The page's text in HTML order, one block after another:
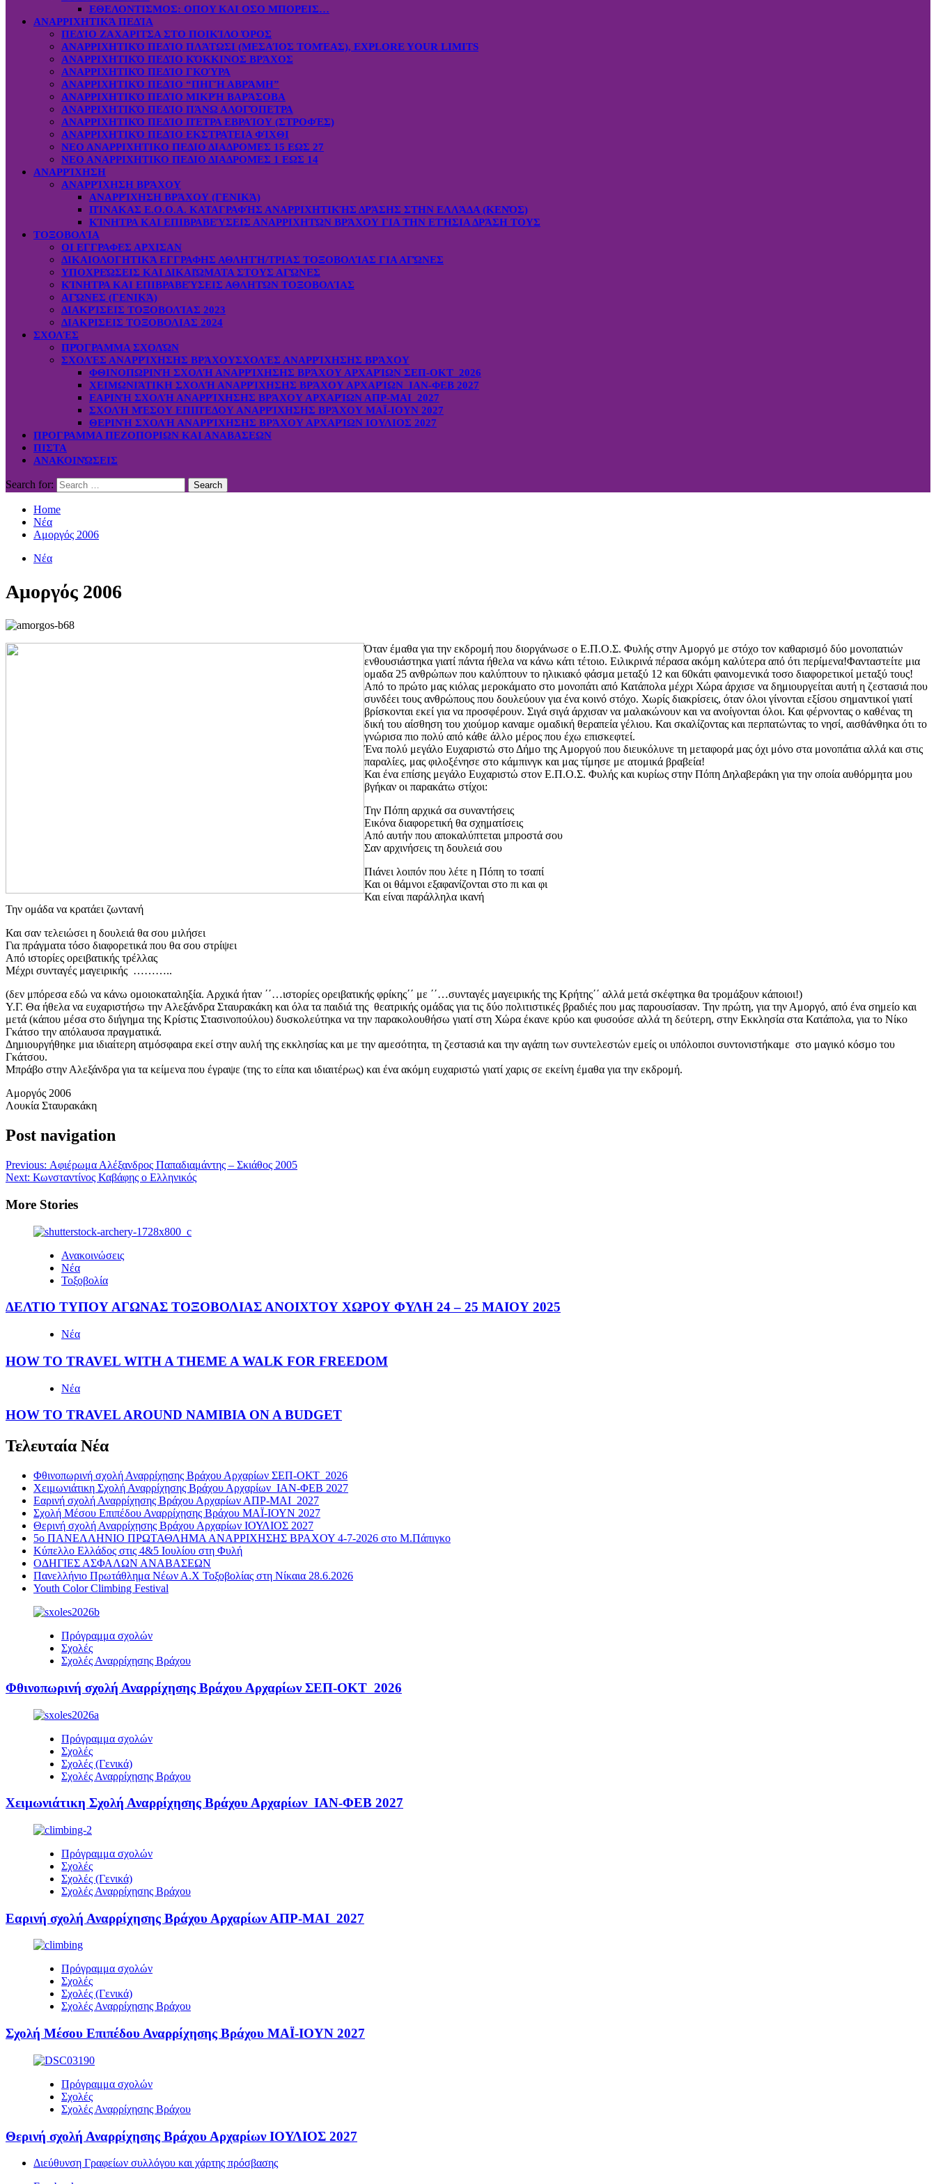
ΕΘΕΛΟΝΤΙΣΜΟΣ: OΠOY KAI ΟΣΟ ΜΠΟΡΕΙΣ…
ΑΝΑΡΡΙΧΗΤΙΚΆ ΠΕΔΊΑ
ΠΕΔΊΟ ΖΑΧΑΡΙΤΣΑ ΣΤΟ ΠΟΙΚΊΛΟ ΌΡΟΣ
ΑΝΑΡΡΙΧΗΤΙΚΌ ΠΕΔΊΟ ΠΛΆΤΩΣΙ (ΜΕΣΑΊΟΣ ΤΟΜΈΑΣ), EXPLORE YOUR LIMITS
ΑΝΑΡΡΙΧΗΤΙΚΌ ΠΕΔΊΟ ΚΌΚΚΙΝΟΣ ΒΡΆΧΟΣ
ΑΝΑΡΡΙΧΗΤΙΚΌ ΠΕΔΊΟ ΓΚΟΎΡΑ
ΑΝΑΡΡΙΧΗΤΙΚΌ ΠΕΔΊΟ “ΠΗΓΉ ΑΒΡΆΜΗ”
ΑΝΑΡΡΙΧΗΤΙΚΌ ΠΕΔΊΟ ΜΙΚΡΉ ΒΑΡΆΣΟΒΑ
ΑΝΑΡΡΙΧΗΤΙΚΌ ΠΕΔΊΟ ΠΆΝΩ ΑΛΟΓΌΠΕΤΡΑ
ΑΝΑΡΡΙΧΗΤΙΚΌ ΠΕΔΊΟ ΠΈΤΡΑ ΕΒΡΑΊΟΥ (ΣΤΡΟΦΈΣ)
ΑΝΑΡΡΙΧΗΤΙΚΌ ΠΕΔΊΟ ΕΚΣΤΡΑΤΕΙΑ ΦΊΧΘΙ
ΝΕΟ ΑΝΑΡΡΙΧΗΤΙΚΟ ΠΕΔΙΟ ΔΙΑΔΡΟΜΕΣ 15 ΕΩΣ 27
ΝΕΟ ΑΝΑΡΡΙΧΗΤΙΚΟ ΠΕΔΙΟ ΔΙΑΔΡΟΜΕΣ 1 ΕΩΣ 14
ΑΝΑΡΡΊΧΗΣΗ
ΑΝΑΡΡΊΧΗΣΗ ΒΡΆΧΟΥ
ΑΝΑΡΡΊΧΗΣΗ ΒΡΆΧΟΥ (ΓΕΝΙΚΆ)
ΠΊΝΑΚΑΣ Ε.Ο.Ο.Α. ΚΑΤΑΓΡΑΦΉΣ ΑΝΑΡΡΙΧΗΤΙΚΉΣ ΔΡΆΣΗΣ ΣΤΗΝ ΕΛΛΆΔΑ (ΚΕΝΌΣ)
ΚΊΝΗΤΡΑ ΚΑΙ ΕΠΙΒΡΑΒΕΎΣΕΙΣ ΑΝΑΡΡΙΧΗΤΏΝ ΒΡΆΧΟΥ ΓΙΑ ΤΗΝ ΕΤΉΣΙΑ ΔΡΆΣΗ ΤΟΥΣ
ΤΟΞΟΒΟΛΊΑ
ΟΙ ΕΓΓΡΑΦΕΣ ΑΡΧΙΣΑΝ
ΔΙΚΑΙΟΛΟΓΗΤΙΚΆ ΕΓΓΡΑΦΗΣ ΑΘΛΗΤΉ/ΤΡΙΑΣ ΤΟΞΟΒΟΛΊΑΣ ΓΙΑ ΑΓΏΝΕΣ
ΥΠΟΧΡΕΏΣΕΙΣ ΚΑΙ ΔΙΚΑΙΏΜΑΤΑ ΣΤΟΥΣ ΑΓΏΝΕΣ
ΚΊΝΗΤΡΑ ΚΑΙ ΕΠΙΒΡΑΒΕΎΣΕΙΣ ΑΘΛΗΤΏΝ ΤΟΞΟΒΟΛΊΑΣ
ΑΓΏΝΕΣ (ΓΕΝΙΚΆ)
ΔΙΑΚΡΊΣΕΙΣ ΤΟΞΟΒΟΛΊΑΣ 2023
ΔΙΑΚΡΙΣΕΙΣ ΤΟΞΟΒΟΛΙΑΣ 2024
ΣΧΟΛΈΣ
ΠΡΌΓΡΑΜΜΑ ΣΧΟΛΏΝ
ΣΧΟΛΈΣ ΑΝΑΡΡΊΧΗΣΗΣ ΒΡΆΧΟΥΣΧΟΛΈΣ ΑΝΑΡΡΊΧΗΣΗΣ ΒΡΆΧΟΥ
ΦΘΙΝΟΠΩΡΙΝΉ ΣΧΟΛΉ ΑΝΑΡΡΊΧΗΣΗΣ ΒΡΆΧΟΥ ΑΡΧΑΡΊΩΝ ΣΕΠ-ΟΚΤ 2026
ΧΕΙΜΩΝΙΆΤΙΚΗ ΣΧΟΛΉ ΑΝΑΡΡΊΧΗΣΗΣ ΒΡΆΧΟΥ ΑΡΧΑΡΊΩΝ ΙΑΝ-ΦΕΒ 2027
ΕΑΡΙΝΉ ΣΧΟΛΉ ΑΝΑΡΡΊΧΗΣΗΣ ΒΡΆΧΟΥ ΑΡΧΑΡΊΩΝ ΑΠΡ-ΜΑΙ 2027
ΣΧΟΛΉ ΜΈΣΟΥ ΕΠΙΠΈΔΟΥ ΑΝΑΡΡΊΧΗΣΗΣ ΒΡΆΧΟΥ ΜΑΪ-ΙΟΥΝ 2027
ΘΕΡΙΝΉ ΣΧΟΛΉ ΑΝΑΡΡΊΧΗΣΗΣ ΒΡΆΧΟΥ ΑΡΧΑΡΊΩΝ ΙΟΥΛΙΟΣ 2027
ΠΡΟΓΡΑΜΜΑ ΠΕΖΟΠΟΡΙΩΝ ΚΑΙ ΑΝΑΒΑΣΕΩΝ
ΠΙΣΤΑ
ΑΝΑΚΟΙΝΏΣΕΙΣ
Search for:
Home
Νέα
Αμοργός 2006
Νέα
Αμοργός 2006
Όταν έμαθα για την εκδρομή που διοργάνωσε ο Ε.Π.Ο.Σ. Φυλής στην Αμοργό με στόχο τον καθαρισμό δύο μονοπατιών
ενθουσιάστηκα γιατί πάντα ήθελα να κάνω κάτι τέτοιο. Ειλικρινά πέρασα ακόμη καλύτερα από ότι περίμενα!Φανταστείτε μια
ομαδα 25 ανθρώπων που καλύπτουν το ηλικιακό φάσμα μεταξύ 12 και 60κάτι φαινομενικά τοσο διαφορετικοί μεταξύ τους!
Από το πρώτο μας κιόλας μεροκάματο στο μονοπάτι από Κατάπολα μέχρι Χώρα άρχισε να δημιουργείται αυτή η ζεστασιά που
συνδέει τους ανθρώπους που δουλεύουν για ένα κοινό στόχο. Χωρίς διακρίσεις, όταν όλοι γίνονται εξίσου σημαντικοί γιατί
βρίσκονται εκεί για να προσφέρουν. Σιγά σιγά άρχισαν να μαλακώνουν και να ανοίγονται όλοι. Και φέρνοντας ο καθένας τη
δική του αίσθηση του χιούμορ καναμε ομαδική θεραπεία γέλιου. Και σκαλίζοντας και περπατώντας το νησί, αισθάνθηκα ότι το
γνώρισα πιο πολύ από κάθε άλλο μέρος που έχω επισκεφτεί.
Ένα πολύ μεγάλο Ευχαριστώ στο Δήμο της Αμοργού που διευκόλυνε τη μεταφορά μας όχι μόνο στα μονοπάτια αλλά και στις
παραλίες, μας φιλοξένησε στο κάμπινγκ και μας τίμησε με ατομικά βραβεία!
Και ένα επίσης μεγάλο Ευχαριστώ στον Ε.Π.Ο.Σ. Φυλής και κυρίως στην Πόπη Δηλαβεράκη για την οποία αυθόρμητα μου
βγήκαν οι παρακάτω στίχοι:
Την Πόπη αρχικά σα συναντήσεις
Εικόνα διαφορετική θα σχηματίσεις
Από αυτήν που αποκαλύπτεται μπροστά σου
Σαν αρχινήσεις τη δουλειά σου
Πιάνει λοιπόν που λέτε η Πόπη το τσαπί
Και οι θάμνοι εξαφανίζονται στο πι και φι
Και είναι παράλληλα ικανή
Την ομάδα να κρατάει ζωντανή
Και σαν τελειώσει η δουλειά θα σου μιλήσει
Για πράγματα τόσο διαφορετικά που θα σου στρίψει
Από ιστορίες ορειβατικής τρέλλας
Μέχρι συνταγές μαγειρικής ………..
(δεν μπόρεσα εδώ να κάνω ομοιοκαταληξία. Αρχικά ήταν ΄΄…ιστορίες ορειβατικής φρίκης΄΄ με ΄΄…συνταγές μαγειρικής της Κρήτης΄΄ αλλά μετά σκέφτηκα θα τρομάξουν κάποιοι!)
Υ.Γ. Θα ήθελα να ευχαριστήσω την Αλεξάνδρα Σταυρακάκη και όλα τα παιδιά της θεατρικής ομάδας για τις δύο πολιτιστικές βραδιές που μας παρουσίασαν. Την πρώτη, για την Αμοργό, από ένα σημείο και
μετά (κάπου μέσα στο διήγημα της Κρίστις Στασινοπούλου) δυσκολεύτηκα να την παρακολουθήσω γιατί στη Χώρα έκανε κρύο και φυσούσε αλλά τη δεύτερη, στην Εκκλησία στα Κατάπολα, για το Νίκο
Γκάτσο την απόλαυσα πραγματικά.
Δημιουργήθηκε μια ιδιαίτερη ατμόσφαιρα εκεί στην αυλή της εκκλησίας και με την αμεσότητα, τη ζεστασιά και την αγάπη των συντελεστών εμείς οι υπόλοιποι συντονιστήκαμε στο μαγικό κόσμο του
Γκάτσου.
Μπράβο στην Αλεξάνδρα για τα κείμενα που έγραψε (της το είπα και ιδιαιτέρως) και ένα ακόμη ευχαριστώ γιατί χαρις σε εκείνη έμαθα για την εκδρομή.
Αμοργός 2006
Λουκία Σταυρακάκη
Post navigation
Previous: Αφιέρωμα Αλέξανδρος Παπαδιαμάντης – Σκιάθος 2005
Next: Κωνσταντίνος Καβάφης ο Ελληνικός
More Stories
Ανακοινώσεις
Νέα
Τοξοβολία
ΔΕΛΤΙΟ ΤΥΠΟΥ ΑΓΩΝΑΣ ΤΟΞΟΒΟΛΙΑΣ ΑΝΟΙΧΤΟΥ ΧΩΡΟΥ ΦΥΛΗ 24 – 25 ΜΑΙΟΥ 2025
Νέα
HOW TO TRAVEL WITH A THEME A WALK FOR FREEDOM
Νέα
HOW TO TRAVEL AROUND NAMIBIA ON A BUDGET
Τελευταία Νέα
Φθινοπωρινή σχολή Αναρρίχησης Βράχου Αρχαρίων ΣΕΠ-ΟΚΤ 2026
Χειμωνιάτικη Σχολή Αναρρίχησης Βράχου Αρχαρίων ΙΑΝ-ΦΕΒ 2027
Εαρινή σχολή Αναρρίχησης Βράχου Αρχαρίων ΑΠΡ-ΜΑΙ 2027
Σχολή Μέσου Επιπέδου Αναρρίχησης Βράχου ΜΑΪ-ΙΟΥΝ 2027
Θερινή σχολή Αναρρίχησης Βράχου Αρχαρίων ΙΟΥΛΙΟΣ 2027
5ο ΠΑΝΕΛΛΗΝΙΟ ΠΡΩΤΑΘΛΗΜΑ ΑΝΑΡΡΙΧΗΣΗΣ ΒΡΑΧΟΥ 4-7-2026 στο Μ.Πάπιγκο
Κύπελλο Ελλάδος στις 4&5 Ιουλίου στη Φυλή
ΟΔΗΓΙΕΣ ΑΣΦΑΛΩΝ ΑΝΑΒΑΣΕΩΝ
Πανελλήνιο Πρωτάθλημα Νέων Α.Χ Τοξοβολίας στη Νίκαια 28.6.2026
Youth Color Climbing Festival
Πρόγραμμα σχολών
Σχολές
Σχολές Αναρρίχησης Βράχου
Φθινοπωρινή σχολή Αναρρίχησης Βράχου Αρχαρίων ΣΕΠ-ΟΚΤ 2026
Πρόγραμμα σχολών
Σχολές
Σχολές (Γενικά)
Σχολές Αναρρίχησης Βράχου
Χειμωνιάτικη Σχολή Αναρρίχησης Βράχου Αρχαρίων ΙΑΝ-ΦΕΒ 2027
Πρόγραμμα σχολών
Σχολές
Σχολές (Γενικά)
Σχολές Αναρρίχησης Βράχου
Εαρινή σχολή Αναρρίχησης Βράχου Αρχαρίων ΑΠΡ-ΜΑΙ 2027
Πρόγραμμα σχολών
Σχολές
Σχολές (Γενικά)
Σχολές Αναρρίχησης Βράχου
Σχολή Μέσου Επιπέδου Αναρρίχησης Βράχου ΜΑΪ-ΙΟΥΝ 2027
Πρόγραμμα σχολών
Σχολές
Σχολές Αναρρίχησης Βράχου
Θερινή σχολή Αναρρίχησης Βράχου Αρχαρίων ΙΟΥΛΙΟΣ 2027
Διεύθυνση Γραφείων συλλόγου και χάρτης πρόσβασης